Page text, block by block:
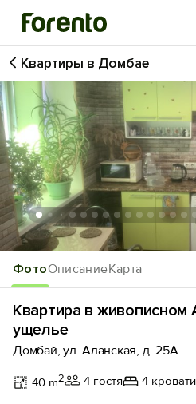
Войти
Избранное
История просмотра
Добавить свой
ФотоОписаниеКарта
Квартиры в Домбае
Квартира в живописном
ущелье
Домбай, ул. Аланская, д. 25А
40 m2 4 гостя 4 кровати